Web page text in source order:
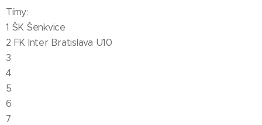
Tímy:
1 ŠK Šenkvice
2 FK Inter Bratislava U10
3
4
5
6
7